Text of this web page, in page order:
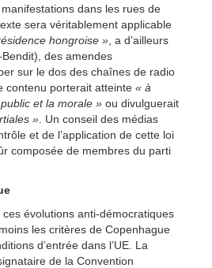
dans les rues de
sera véritablement applicable
hongroise » , a d’ailleurs
des amendes
sur le dos des chaînes de radio
contenu porterait atteinte « à
public et la morale » ou divulguerait
» . Un conseil des médias
et de l’application de cette loi
composée de membres du parti
ces évolutions anti-démocratiques
les critères de Copenhague
d’entrée dans l’UE. La
de la Convention